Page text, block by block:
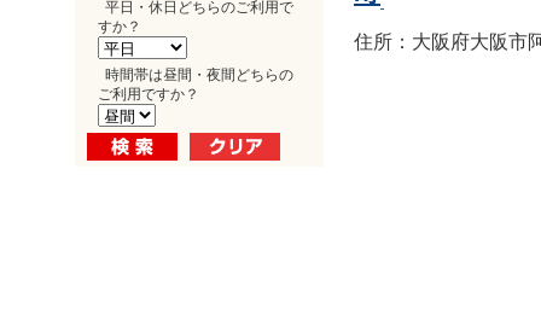
平日・休日どちらのご利用で
すか？
時間帯は昼間・夜間どちらの
ご利用ですか？
住所：大阪府大阪市